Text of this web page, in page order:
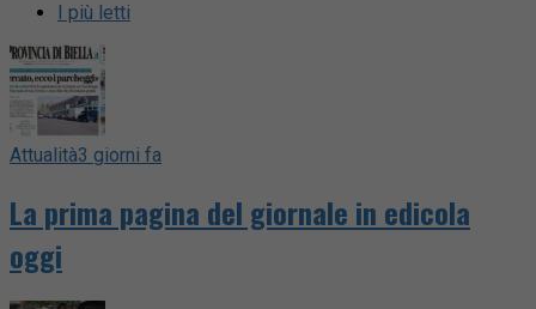
I più letti
Attualità3 giorni fa
La prima pagina del giornale in edicola
oggi